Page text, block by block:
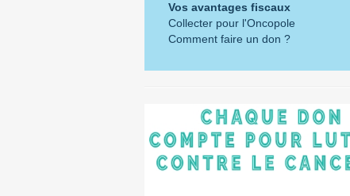
Vos avantages fiscaux
Collecter pour l'Oncopole
Comment faire un don ?